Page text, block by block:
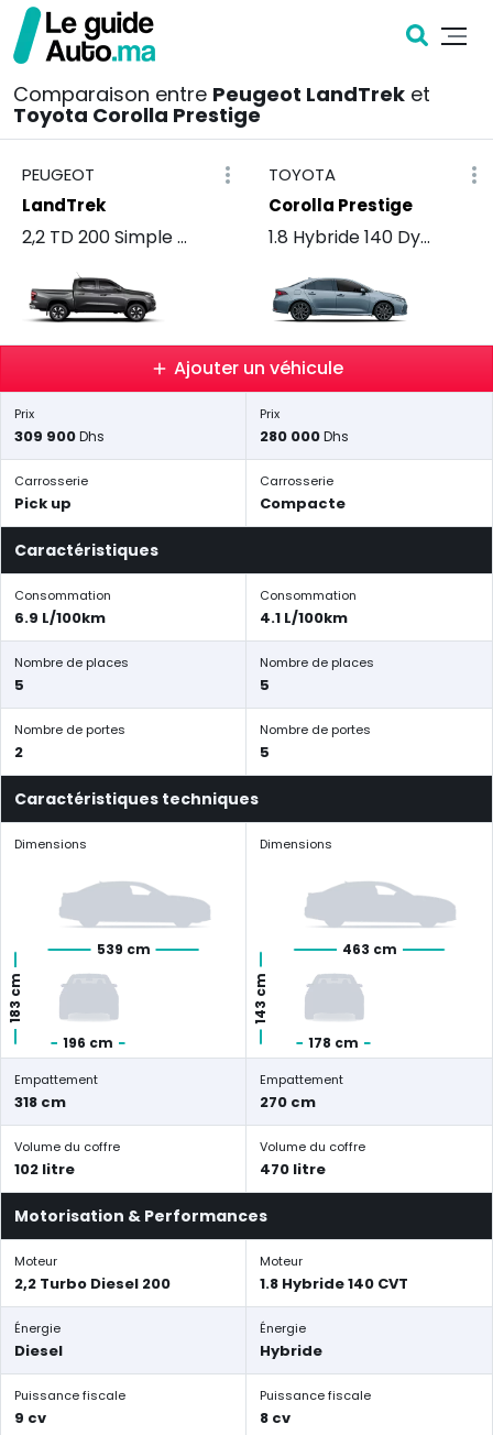
Comparaison entre Peugeot LandTrek et
Toyota Corolla Prestige
PEUGEOT
LandTrek
2,2 TD 200 Simple Cabine 4x2 Pro
TOYOTA
Corolla Prestige
1.8 Hybride 140 Dynamic+
Ajouter un véhicule
Prix
309 900Dhs
Prix
280 000Dhs
Carrosserie
Pick up
Carrosserie
Compacte
Caractéristiques
Consommation
6.9 L/100km
Consommation
4.1 L/100km
Nombre de places
5
Nombre de places
5
Nombre de portes
2
Nombre de portes
5
Caractéristiques techniques
Dimensions
539 cm
196 cm
183 cm
Dimensions
463 cm
178 cm
143 cm
Empattement
318 cm
Empattement
270 cm
Volume du coffre
102 litre
Volume du coffre
470 litre
Motorisation & Performances
Moteur
2,2 Turbo Diesel 200
Moteur
1.8 Hybride 140 CVT
Énergie
Diesel
Énergie
Hybride
Puissance fiscale
9 cv
Puissance fiscale
8 cv